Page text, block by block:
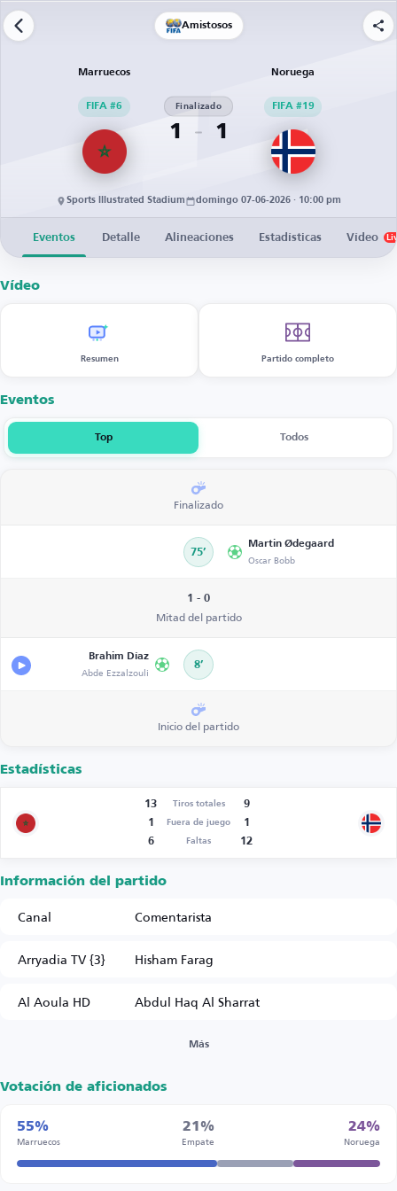
Amistosos
Marruecos
FIFA #6
1
Finalizado
1
Noruega
FIFA #19
Sports Illustrated Stadium domingo 07-06-2026 · 10:00 pm
Eventos Detalle Alineaciones Estadísticas Vídeo
Vídeo
Resumen Partido completo
Eventos
Top Todos
Finalizado
75’
Martin Ødegaard
Oscar Bobb
1 - 0
Mitad del partido
Brahim Díaz
Abde Ezzalzouli 8’
Inicio del partido
Estadísticas
13 Tiros totales
9
1
Fuera de juego
1
6
Faltas 12
Información del partido
Canal
Comentarista
Arryadia TV {3}
Hisham Farag
Al Aoula HD
Abdul Haq Al Sharrat
Más
Votación de aficionados
55%
Marruecos
21%
Empate
24%
Noruega